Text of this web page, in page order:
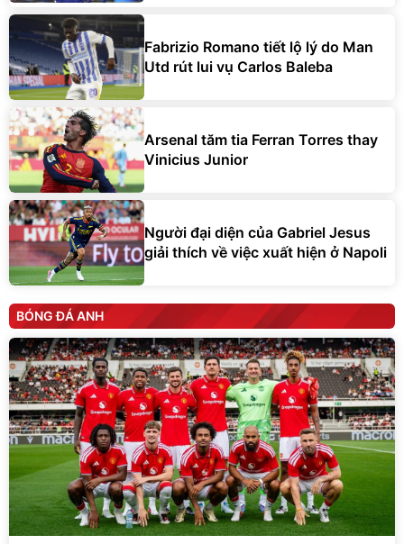
Fabrizio Romano tiết lộ lý do Man
Utd rút lui vụ Carlos Baleba
Arsenal tăm tia Ferran Torres thay
Vinicius Junior
Người đại diện của Gabriel Jesus
giải thích về việc xuất hiện ở Napoli
BÓNG ĐÁ ANH